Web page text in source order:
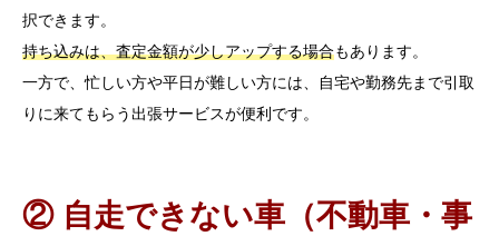
択できます。
持ち込みは、査定金額が少しアップする場合もあります。
一方で、忙しい方や平日が難しい方には、自宅や勤務先まで引取
りに来てもらう出張サービスが便利です。
② 自走できない車（不動車・事